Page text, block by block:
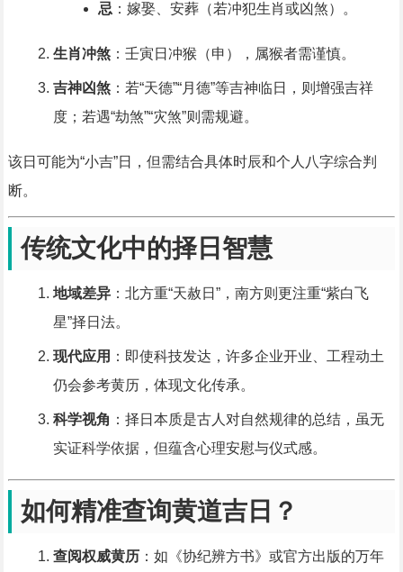
忌：嫁娶、安葬（若冲犯生肖或凶煞）。
生肖冲煞：壬寅日冲猴（申），属猴者需谨慎。
吉神凶煞：若“天德”“月德”等吉神临日，则增强吉祥
度；若遇“劫煞”“灾煞”则需规避。
该日可能为“小吉”日，但需结合具体时辰和个人八字综合判
断。
传统文化中的择日智慧
地域差异：北方重“天赦日”，南方则更注重“紫白飞
星”择日法。
现代应用 ：即使科技发达，许多企业开业、工程动土
仍会参考黄历，体现文化传承。
科学视角 ：择日本质是古人对自然规律的总结，虽无
实证科学依据，但蕴含心理安慰与仪式感。
如何精准查询黄道吉日？
查阅权威黄历：如《协纪辨方书》或官方出版的万年